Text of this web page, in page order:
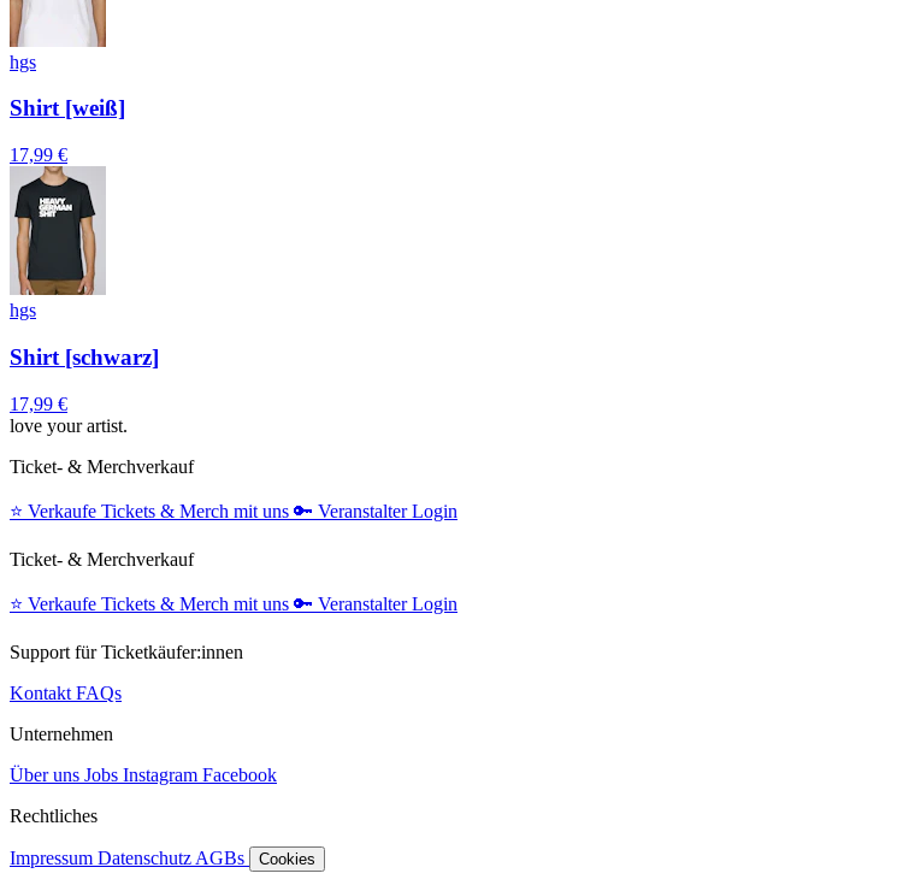
hgs
Shirt [weiß]
17,99 €
hgs
Shirt [schwarz]
17,99 €
love your artist.
Ticket- & Merchverkauf
⭐️ Verkaufe Tickets & Merch mit uns 🔑 Veranstalter Login
Ticket- & Merchverkauf
⭐️ Verkaufe Tickets & Merch mit uns 🔑 Veranstalter Login
Support für Ticketkäufer:innen
Kontakt FAQs
Unternehmen
Über uns Jobs Instagram Facebook
Rechtliches
Impressum Datenschutz AGBs Cookies